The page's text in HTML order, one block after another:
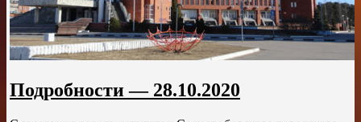
Подробности — 28.10.2020